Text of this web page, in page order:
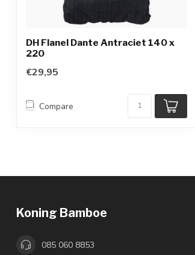
DH Flanel Dante Antraciet 140 x
220
€29,95
Compare
Koning Bamboe
085 060 8853